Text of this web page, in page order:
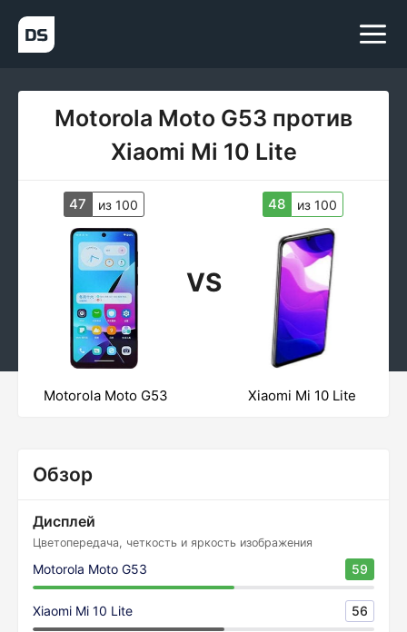
Motorola Moto G53 против
Xiaomi Mi 10 Lite
47 из 100
VS
48 из 100
Motorola Moto G53 Xiaomi Mi 10 Lite
Обзор
Дисплей
Цветопередача, четкость и яркость изображения
Motorola Moto G53 59
Xiaomi Mi 10 Lite 56